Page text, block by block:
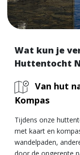
Wat kun je
Huttentocht
Van hut
Kompas
Tijdens onze
met kaart en
wandelpaden,